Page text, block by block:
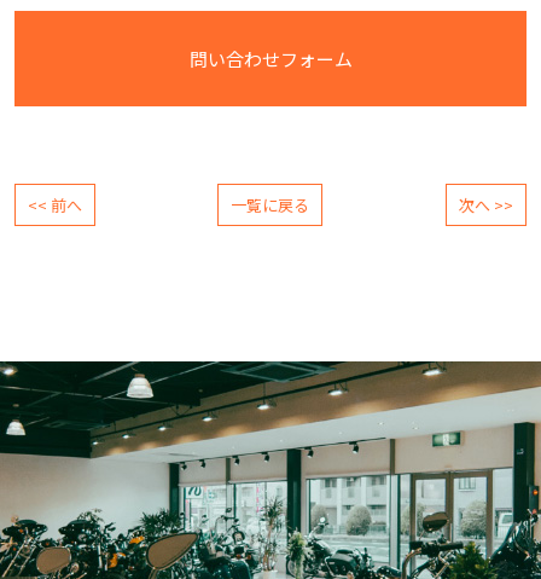
問い合わせフォーム
<< 前へ 一覧に戻る 次へ >>